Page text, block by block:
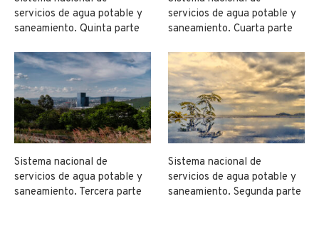
servicios de agua potable y
saneamiento. Quinta parte
servicios de agua potable y
saneamiento. Cuarta parte
Sistema nacional de
servicios de agua potable y
saneamiento. Tercera parte
Sistema nacional de
servicios de agua potable y
saneamiento. Segunda parte